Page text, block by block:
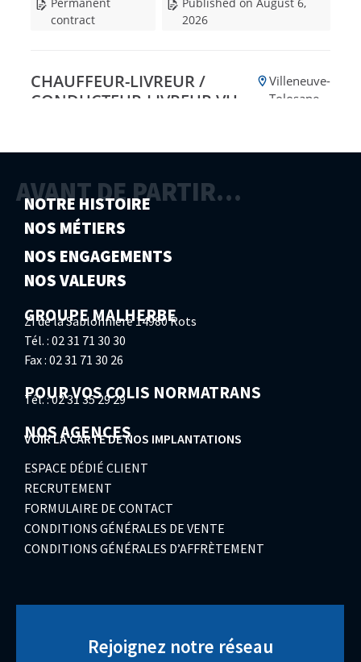
AVANT DE PARTIR…
NOTRE HISTOIRE
NOS MÉTIERS
NOS ENGAGEMENTS
NOS VALEURS
GROUPE MALHERBE
ZI de la Sablonnière 14980 Rots
Tél. : 02 31 71 30 30
Fax : 02 31 71 30 26
POUR VOS COLIS NORMATRANS
Tél. : 02 31 35 29 29
NOS AGENCES
VOIR LA CARTE DE NOS IMPLANTATIONS
ESPACE DÉDIÉ CLIENT
RECRUTEMENT
FORMULAIRE DE CONTACT
CONDITIONS GÉNÉRALES DE VENTE
CONDITIONS GÉNÉRALES D’AFFRÈTEMENT
Rejoignez notre réseau